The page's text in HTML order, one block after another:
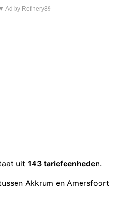
▼ Ad by Refinery89
uit 143 tariefeenheden.
Akkrum en Amersfoort